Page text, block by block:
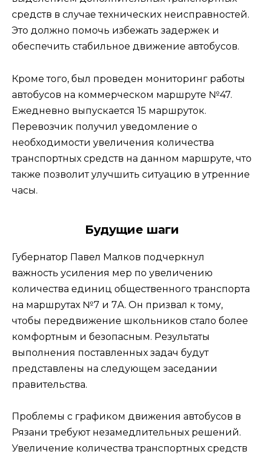
средств в случае технических неисправностей.
Это должно помочь избежать задержек и
обеспечить стабильное движение автобусов.
Кроме того, был проведен мониторинг работы
автобусов на коммерческом маршруте №47.
Ежедневно выпускается 15 маршруток.
Перевозчик получил уведомление о
необходимости увеличения количества
транспортных средств на данном маршруте, что
также позволит улучшить ситуацию в утренние
часы.
Будущие шаги
Губернатор Павел Малков подчеркнул
важность усиления мер по увеличению
количества единиц общественного транспорта
на маршрутах №7 и 7А. Он призвал к тому,
чтобы передвижение школьников стало более
комфортным и безопасным. Результаты
выполнения поставленных задач будут
представлены на следующем заседании
правительства.
Проблемы с графиком движения автобусов в
Рязани требуют незамедлительных решений.
Увеличение количества транспортных средств